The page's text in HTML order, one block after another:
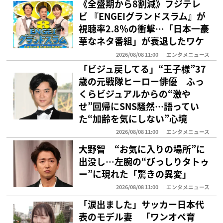
《全盛期から8割減》フジテレ
ビ 『ENGEIグランドスラム』が
視聴率2.8％の衝撃…「日本一豪
華なネタ番組」が衰退したワケ
2026/08/08 11:00 エンタメニュース
「ビジュ戻してる」“王子様”37
歳の元戦隊ヒーロー俳優 ふっ
くらビジュアルからの“激や
せ”回帰にSNS騒然…語ってい
た“加齢を気にしない”心境
2026/08/08 11:00 エンタメニュース
大野智 “お気に入りの場所”に
出没し…左腕の“びっしりタトゥ
ー”に現れた「驚きの異変」
2026/08/08 11:00 エンタメニュース
「涙出ました」サッカー日本代
表のモデル妻 「ワンオペ育